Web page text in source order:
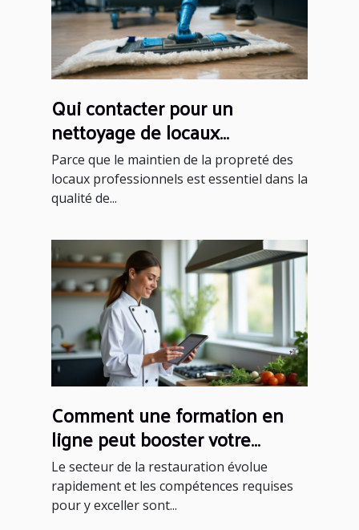
Qui contacter pour un
nettoyage de locaux
professionnels à Toulouse ?
Parce que le maintien de la propreté des
locaux professionnels est essentiel dans la
qualité de...
Comment une formation en
ligne peut booster votre
carrière en restauration ?
Le secteur de la restauration évolue
rapidement et les compétences requises
pour y exceller sont...